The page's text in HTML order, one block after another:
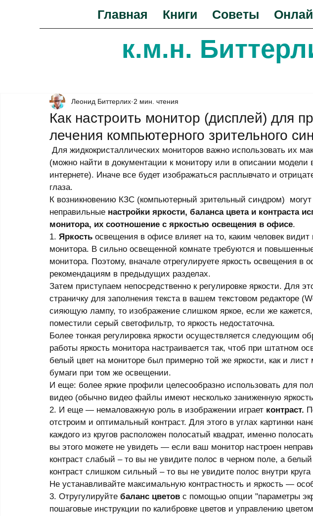
Главная Книги Советы
к.м.н.
Как настроить монитор (дисплей) для
лечения компьютерного зрительного
Леонид Биттерлих 2 мин. чтения
(можно найти в документации к монитору или в описании модели
интернете). Иначе все будет изображаться расплывчато и
глаза.
К возникновению КЗС (компьютерный зрительный синдром)
неправильные настройки яркости, баланса цвета и контраста
монитора, их соотношение с яркостью освещения в офисе.
1. Яркость освещения в офисе влияет на то, каким человек видит
монитора. В сильно освещенной комнате требуются и повышенные
монитора. Поэтому, вначале отрегулируете яркость освещения в
рекомендациям в предыдущих разделах.
Затем приступаем непосредственно к регулировке яркости. Для
страничку для заполнения текста в вашем текстовом редакторе
сияющую лампу, то изображение слишком яркое, если же
поместили серый светофильтр, то яркость недостаточна.
Более тонкая регулировка яркости осуществляется следующим
работы яркость монитора настраивается так, чтоб при штатном
белый цвет на мониторе был примерно той же яркости, как и лист
бумаги при том же освещении.
И еще: более яркие профили целесообразно использовать для
видео (обычно видео файлы имеют несколько заниженную
2. И еще — немаловажную роль в изображении играет контраст.
отстроим и оптимальный контраст. Для этого в углах картинки
каждого из кругов расположен полосатый квадрат, именно
вы этого можете не увидеть — если ваш монитор настроен
контраст слабый – то вы не увидите полос в черном поле, а
контраст слишком сильный – то вы не увидите полос внутри
Не устанавливайте максимальную контрастность и яркость —
3. Отругулируйте баланс цветов с помощью опции "параметры
пошаговые инструкции по калибровке цветов и управлению